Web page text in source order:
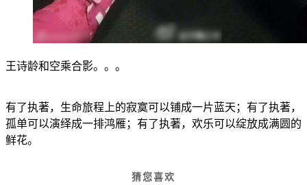
王诗龄和空乘合影。。。
有了执著，生命旅程上的寂寞可以铺成一片蓝天；有了执著，
孤单可以演绎成一排鸿雁；有了执著，欢乐可以绽放成满圆的
鲜花。
猜您喜欢